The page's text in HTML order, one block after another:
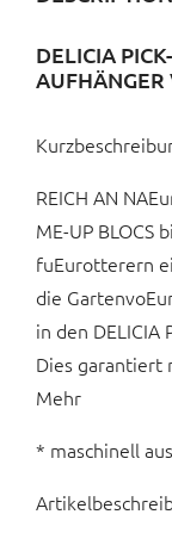
DELICIA
AUFHÄNGER
REICH AN
ME-UP
fuEurotterern
die
in den DELICIA
Dies garantiert
Mehr
* maschinell